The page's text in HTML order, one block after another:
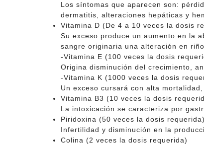
Los síntomas que aparecen son:
dermatitis, alteraciones hepáticas y
Vitamina D (De 4 a 10 veces la dosis
Su exceso produce un aumento en la
sangre originaria una alteración en
-Vitamina E (100 veces la dosis
Origina disminución del crecimiento,
-Vitamina K (1000 veces la dosis
Un exceso cursará con alta
Vitamina B3 (10 veces la dosis
La intoxicación se caracteriza por
Piridoxina (50 veces la dosis requerida)
Infertilidad y disminución en la
Colina (2 veces la dosis requerida)